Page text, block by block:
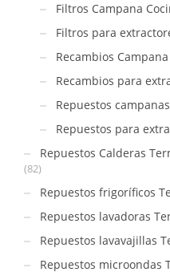
Filtros Campana
Filtros para
Recambios
Recambios para
Repuestos
Repuestos para
Repuestos Calderas
(82)
Repuestos frigoríficos
Repuestos lavadoras
Repuestos lavavajillas
Repuestos microondas